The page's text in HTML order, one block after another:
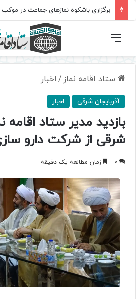
برگزاری باشکوه نمازهای جماعت در
فهرست
ستاد اقامه نماز / اخبار
آذربایجان شرقی اخبار
بازدید مدیر ستاد اقامه
شرقی از شرکت دارو
0 زمان مطالعه یک دقیقه